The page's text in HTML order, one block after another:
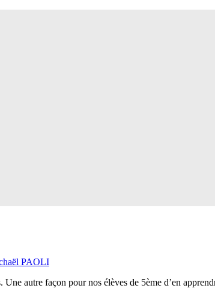
PAOLI
autre façon pour nos élèves de 5ème d’en